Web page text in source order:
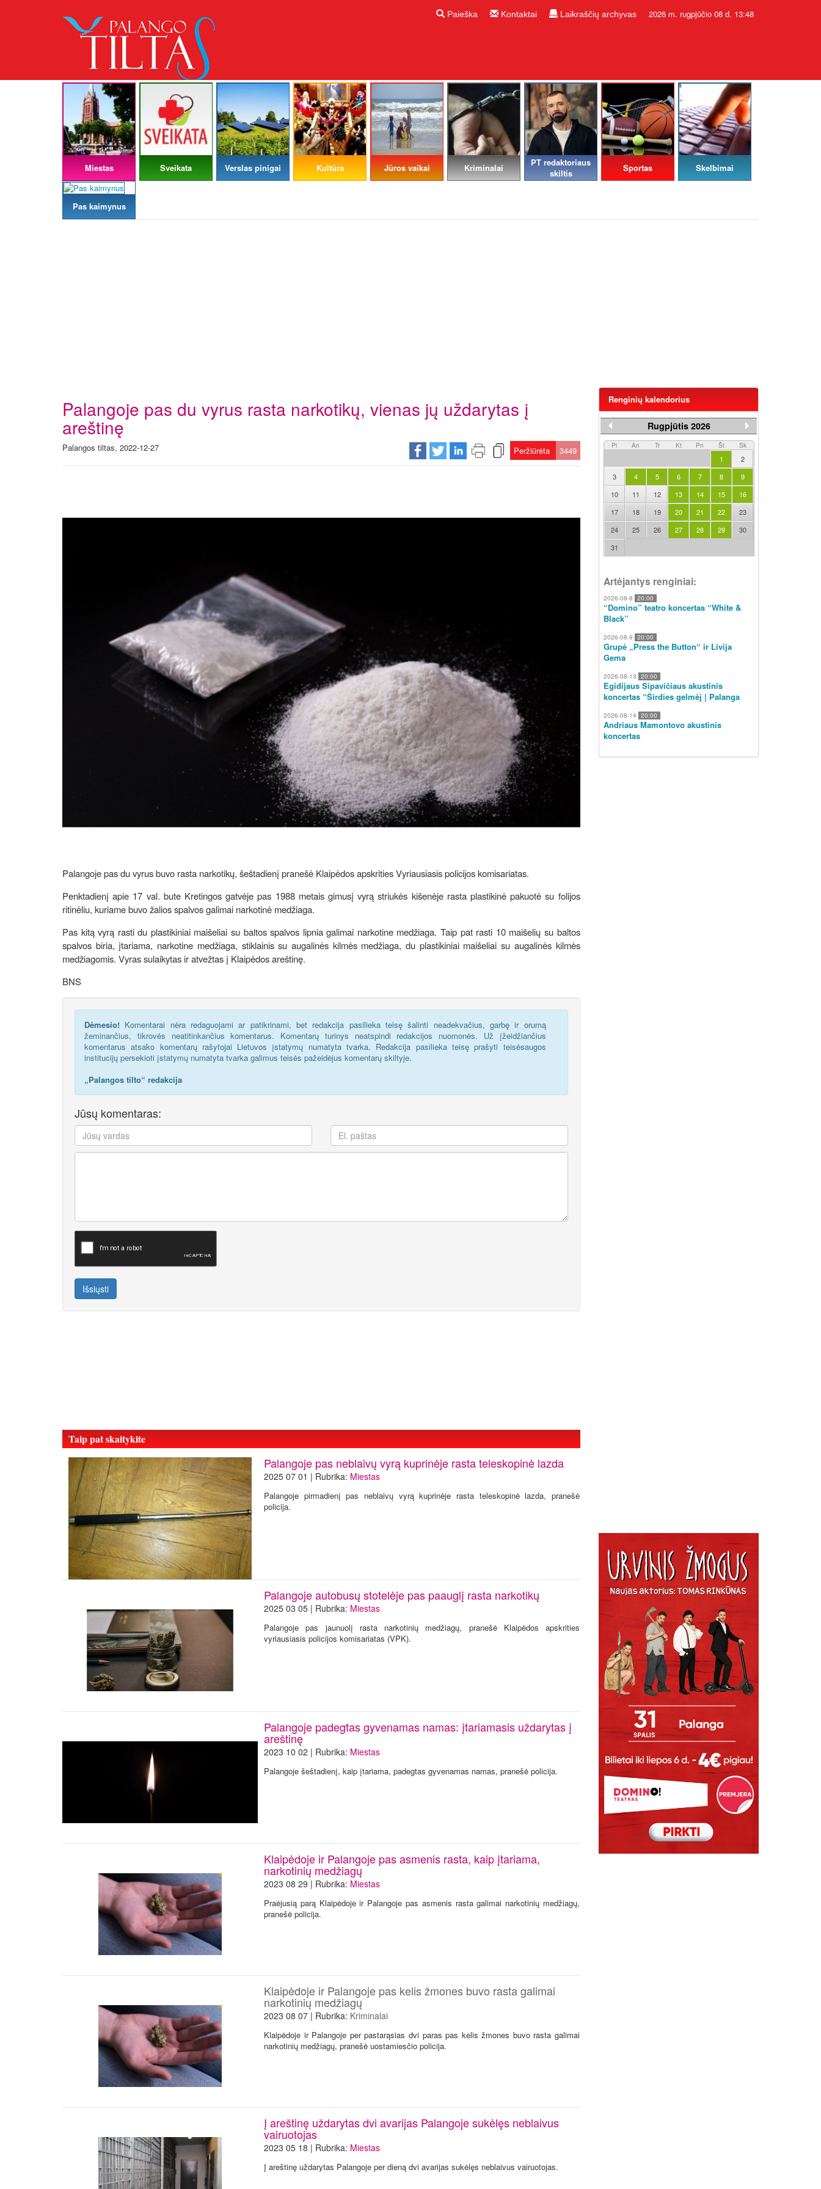
Paieška Kontaktai Laikraščių archyvas 2026 m. rugpjūčio 08 d. 13:48
Miestas Sveikata Verslas pinigai Kultūra Jūros vaikai Kriminalai
PT redaktoriaus
skiltis
Sportas Skelbimai
Pas kaimynus
Palangoje pas du vyrus rasta narkotikų, vienas jų uždarytas į
areštinę
Palangos tiltas, 2022-12-27 Peržiūrėta 3449
Palangoje pas du vyrus buvo rasta narkotikų, šeštadienį pranešė Klaipėdos apskrities Vyriausiasis policijos komisariatas.
Penktadienį apie 17 val. bute Kretingos gatvėje pas 1988 metais gimusį vyrą striukės kišenėje rasta plastikinė pakuotė su folijos
ritinėliu, kuriame buvo žalios spalvos galimai narkotinė medžiaga.
Pas kitą vyrą rasti du plastikiniai maišeliai su baltos spalvos lipnia galimai narkotine medžiaga. Taip pat rasti 10 maišelių su baltos
spalvos biria, įtariama, narkotine medžiaga, stiklainis su augalinės kilmės medžiaga, du plastikiniai maišeliai su augalinės kilmės
medžiagomis. Vyras sulaikytas ir atvežtas į Klaipėdos areštinę.
BNS
Dėmesio! Komentarai nėra redaguojami ar patikrinami, bet redakcija pasilieka teisę šalinti neadekvačius, garbę ir orumą
žeminančius, tikrovės neatitinkančius komentarus. Komentarų turinys neatspindi redakcijos nuomonės. Už įžeidžiančius
komentarus atsako komentarų rašytojai Lietuvos įstatymų numatyta tvarka. Redakcija pasilieka teisę prašyti teisėsaugos
institucijų persekioti įstatymų numatyta tvarka galimus teisės pažeidėjus komentarų skiltyje.
„Palangos tilto“ redakcija
Jūsų komentaras:
Išsiųsti
Taip pat skaitykite
Palangoje pas neblaivų vyrą kuprinėje rasta teleskopinė lazda
2025 07 01 | Rubrika: Miestas
Palangoje pirmadienį pas neblaivų vyrą kuprinėje rasta teleskopinė lazda, pranešė
policija.
Palangoje autobusų stotelėje pas paauglį rasta narkotikų
2025 03 05 | Rubrika: Miestas
Palangoje pas jaunuolį rasta narkotinių medžiagų, pranešė Klaipėdos apskrities
vyriausiasis policijos komisariatas (VPK).
Palangoje padegtas gyvenamas namas: įtariamasis uždarytas į
areštinę
2023 10 02 | Rubrika: Miestas
Palangoje šeštadienį, kaip įtariama, padegtas gyvenamas namas, pranešė policija.
Klaipėdoje ir Palangoje pas asmenis rasta, kaip įtariama,
narkotinių medžiagų
2023 08 29 | Rubrika: Miestas
Praėjusią parą Klaipėdoje ir Palangoje pas asmenis rasta galimai narkotinių medžiagų,
pranešė policija.
Klaipėdoje ir Palangoje pas kelis žmones buvo rasta galimai
narkotinių medžiagų
2023 08 07 | Rubrika: Kriminalai
Klaipėdoje ir Palangoje per pastarąsias dvi paras pas kelis žmones buvo rasta galimai
narkotinių medžiagų, pranešė uostamiesčio policija.
Į areštinę uždarytas dvi avarijas Palangoje sukėlęs neblaivus
vairuotojas
2023 05 18 | Rubrika: Miestas
Į areštinę uždarytas Palangoje per dieną dvi avarijas sukėlęs neblaivus vairuotojas.
Renginių kalendorius
Rugpjūtis 2026
Pi An Tr Kt Pn Št Sk
1
2
3
4 5 6 7 8
9
10
11 12 13 14 15
16
17
18 19 20 21 22
23
24
25 26 27 28 29
30
31
Artėjantys renginiai:
2026-08-8 20:00
“Domino” teatro koncertas “White &
Black”
2026-08-9 20:00
Grupė „Press the Button“ ir Livija
Gema
2026-08-13 20:00
Egidijaus Sipavičiaus akustinis
koncertas “Širdies gelmėj | Palanga
2026-08-14 20:00
Andriaus Mamontovo akustinis
koncertas